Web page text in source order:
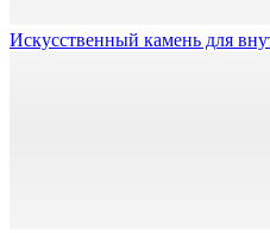
Искусственный камень для